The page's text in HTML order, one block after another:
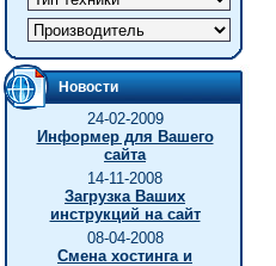
Новости
24-02-2009
Информер для Вашего
сайта
14-11-2008
Загрузка Ваших
инструкций на сайт
08-04-2008
Смена хостинга и